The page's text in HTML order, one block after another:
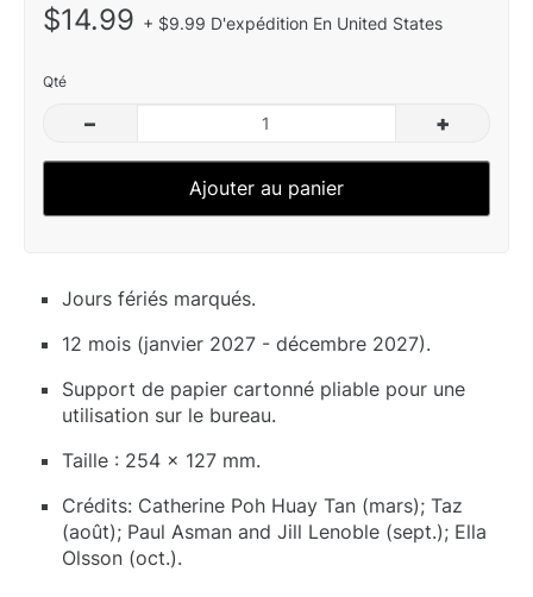
$14.99 + $9.99 D'expédition En United States
Qté
– +
Ajouter au panier
Jours fériés marqués.
12 mois (janvier 2027 - décembre 2027).
Support de papier cartonné pliable pour une
utilisation sur le bureau.
Taille : 254 x 127 mm.
Crédits: Catherine Poh Huay Tan (mars); Taz
(août); Paul Asman and Jill Lenoble (sept.); Ella
Olsson (oct.).